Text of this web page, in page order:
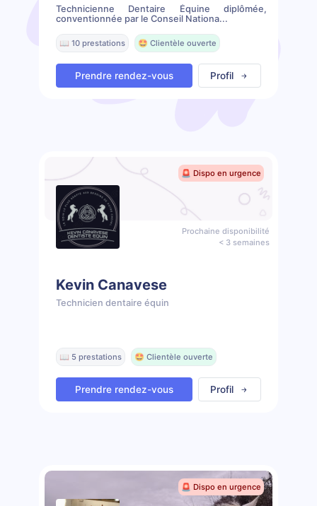
Technicienne Dentaire Équine diplômée,
conventionnée par le Conseil Nationa...
📖 10 prestations 🤩 Clientèle ouverte
Prendre rendez-vous Profil
🚨 Dispo en urgence
Prochaine disponibilité
< 3 semaines
Kevin Canavese
Technicien dentaire équin
📖 5 prestations 🤩 Clientèle ouverte
Prendre rendez-vous Profil
🚨 Dispo en urgence